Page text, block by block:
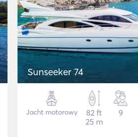
Sunseeker 74
Jacht motorowy
82 ft
25 m
9